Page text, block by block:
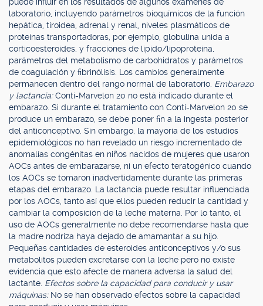
laboratorio, incluyendo parámetros bioquímicos de la función
hepática, tiroidea, adrenal y renal, niveles plasmáticos de
proteínas transportadoras, por ejemplo, globulina unida a
corticoesteroides, y fracciones de lípido/lipoproteína,
parámetros del metabolismo de carbohidratos y parámetros
de coagulación y fibrinólisis. Los cambios generalmente
permanecen dentro del rango normal de laboratorio. Embarazo
y lactancia:Conti-Marvelon 20 no está indicado durante el
embarazo. Si durante el tratamiento con Conti-Marvelon 20 se
produce un embarazo, se debe poner fin a la ingesta posterior
del anticonceptivo. Sin embargo, la mayoría de los estudios
epidemiológicos no han revelado un riesgo incrementado de
anomalías congénitas en niños nacidos de mujeres que usaron
AOCs antes de embarazarse, ni un efecto teratogénico cuando
los AOCs se tomaron inadvertidamente durante las primeras
etapas del embarazo. La lactancia puede resultar influenciada
por los AOCs, tanto así que ellos pueden reducir la cantidad y
cambiar la composición de la leche materna. Por lo tanto, el
uso de AOCs generalmente no debe recomendarse hasta que
la madre nodriza haya dejado de amamantar a su hijo.
Pequeñas cantidades de esteroides anticonceptivos y/o sus
metabolitos pueden excretarse con la leche pero no existe
evidencia que esto afecte de manera adversa la salud del
lactante. Efectos sobre la capacidad para conducir y usar
máquinas: No se han observado efectos sobre la capacidad